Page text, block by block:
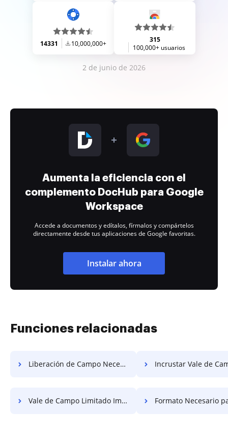
14331 10,000,000+
315
100,000+ usuarios
2 de junio de 2026
Aumenta la eficiencia con el
complemento DocHub para Google
Workspace
Accede a documentos y edítalos, fírmalos y compártelos
directamente desde tus aplicaciones de Google favoritas.
Instalar ahora
Funciones relacionadas
Liberación de Campo Necesaria para Aplicación Gratis Incrustar Vale de Campo
Vale de Campo Limitado Imbed Gratis Formato Necesario para la